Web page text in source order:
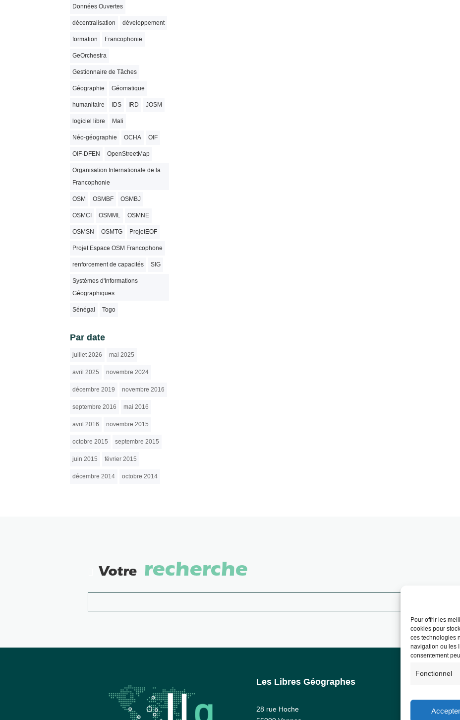
Pour offrir les
cookies pour
ces technologies
navigation ou les
consentement
Fonctionnel
Accepter
Données Ouvertes
décentralisation développement
formation Francophonie
GeOrchestra
Gestionnaire de Tâches
Géographie Géomatique
humanitaire IDS IRD JOSM
logiciel libre Mali
Néo-géographie OCHA OIF
OIF-DFEN OpenStreetMap
Organisation Internationale de la
Francophonie
OSM OSMBF OSMBJ
OSMCI OSMML OSMNE
OSMSN OSMTG ProjetEOF
Projet Espace OSM Francophone
renforcement de capacités SIG
Systèmes d'Informations
Géographiques
Sénégal Togo
Par date
juillet 2026 mai 2025
avril 2025 novembre 2024
décembre 2019 novembre 2016
septembre 2016 mai 2016
avril 2016 novembre 2015
octobre 2015 septembre 2015
juin 2015 février 2015
décembre 2014 octobre 2014
Votre recherche
Les Libres Géographes
28 rue Hoche
Mentions
RGPD